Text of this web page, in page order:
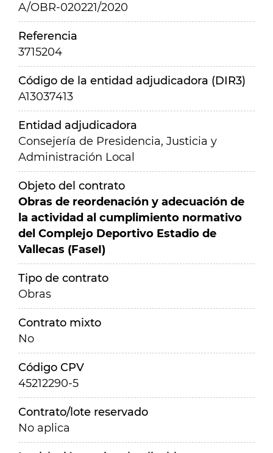
A/OBR-020221/2020
Referencia
3715204
Código de la entidad adjudicadora (DIR3)
A13037413
Entidad adjudicadora
Consejería de Presidencia, Justicia y
Administración Local
Objeto del contrato
Obras de reordenación y adecuación de
la actividad al cumplimiento normativo
del Complejo Deportivo Estadio de
Vallecas (FaseI)
Tipo de contrato
Obras
Contrato mixto
No
Código CPV
45212290-5
Contrato/lote reservado
No aplica